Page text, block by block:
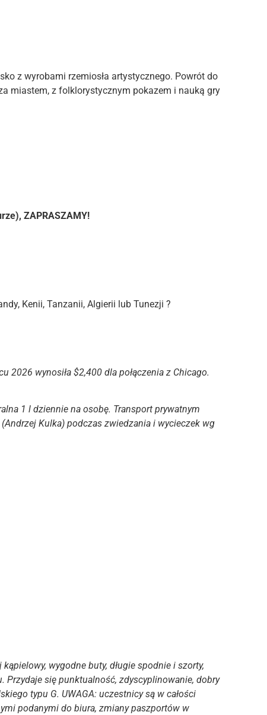
z wyrobami rzemiosła artystycznego. Powrót do
miastem, z folklorystycznym pokazem i nauką gry
ZAPRASZAMY!
Kenii, Tanzanii, Algierii lub Tunezji ?
wynosiła $2,400 dla połączenia z Chicago.
1 l dziennie na osobę. Transport prywatnym
Kulka) podczas zwiedzania i wycieczek wg
wygodne buty, długie spodnie i szorty,
Przydaje się punktualność, zdyscyplinowanie, dobry
typu G. UWAGA: uczestnicy są w całości
podanymi do biura, zmiany paszportów w